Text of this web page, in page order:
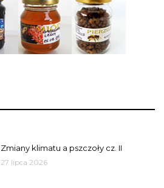
Zmiany klimatu a pszczoły cz. II
27 lipca 2026